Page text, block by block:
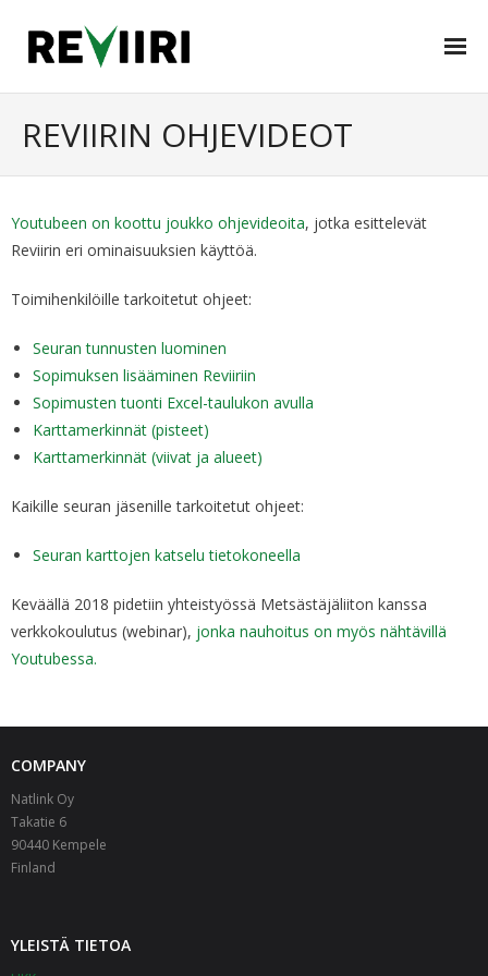
- Omat tiedot Reviiri-järjestelmässä
- Reviirin käyttö mobiilikarttasovelluksissa
- Seuran tiedot
- Sopimusten hallinta
- - Sopimusten tuonti muista järjestelmistä
- Reviirin ohjevideot
Usein kysytyt kysymykset
Suomi
-
- English
REVIIRIN OHJEVIDEOT
Youtubeen on koottu joukko ohjevideoita, jotka esittelevät
Reviirin eri ominaisuuksien käyttöä.
Toimihenkilöille tarkoitetut ohjeet:
Seuran tunnusten luominen
Sopimuksen lisääminen Reviiriin
Sopimusten tuonti Excel-taulukon avulla
Karttamerkinnät (pisteet)
Karttamerkinnät (viivat ja alueet)
Kaikille seuran jäsenille tarkoitetut ohjeet:
Seuran karttojen katselu tietokoneella
Keväällä 2018 pidetiin yhteistyössä Metsästäjäliiton kanssa
verkkokoulutus (webinar), jonka nauhoitus on myös nähtävillä
Youtubessa.
COMPANY
Natlink Oy
Takatie 6
90440 Kempele
Finland
YLEISTÄ TIETOA